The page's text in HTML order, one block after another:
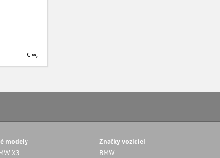
€ ∞,-
modely
X3
Značky vozidiel
BMW